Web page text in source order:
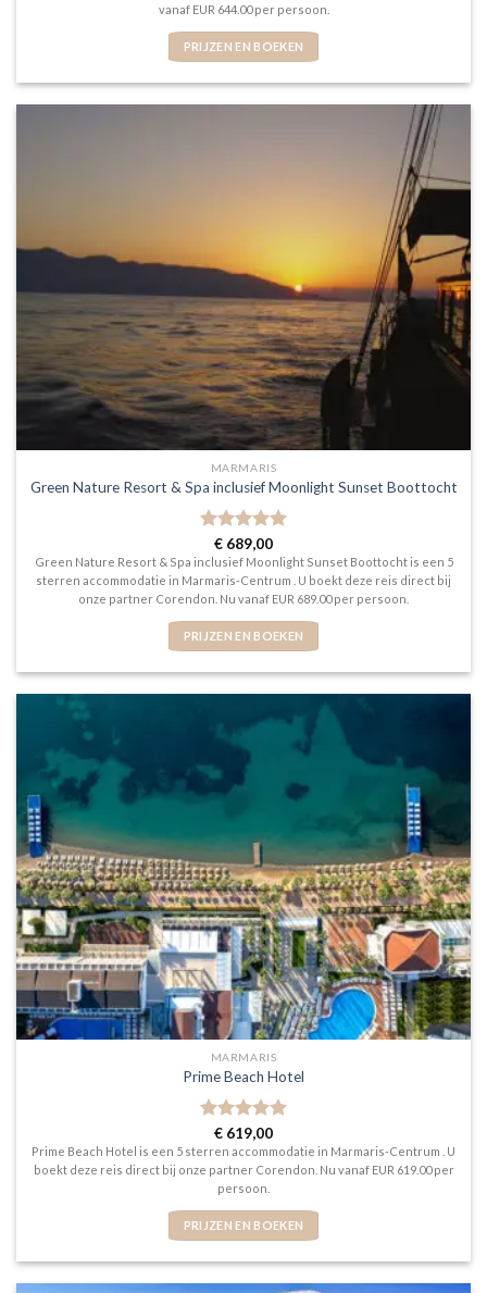
vanaf EUR 644.00 per persoon.
PRIJZEN EN BOEKEN
MARMARIS
Green Nature Resort & Spa inclusief Moonlight Sunset Boottocht
Gewaardeerd
5uit 5
€ 689,00
Green Nature Resort & Spa inclusief Moonlight Sunset Boottocht is een 5
sterren accommodatie in Marmaris-Centrum . U boekt deze reis direct bij
onze partner Corendon. Nu vanaf EUR 689.00 per persoon.
PRIJZEN EN BOEKEN
MARMARIS
Prime Beach Hotel
Gewaardeerd
5uit 5
€ 619,00
Prime Beach Hotel is een 5 sterren accommodatie in Marmaris-Centrum . U
boekt deze reis direct bij onze partner Corendon. Nu vanaf EUR 619.00 per
persoon.
PRIJZEN EN BOEKEN